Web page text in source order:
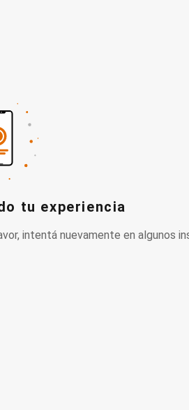
tu experiencia
intentá nuevamente en algunos